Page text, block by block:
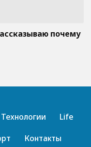
почему
Технологии
Life
Контакты